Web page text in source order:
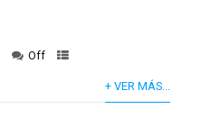
Off
+ VER MÁS...